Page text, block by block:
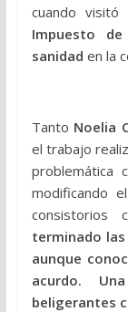
cuando visitó
Impuesto de
sanidad en la
Tanto Noelia
el trabajo
problemática
modificando
consistorios
terminado
aunque
acurdo.
beligerantes